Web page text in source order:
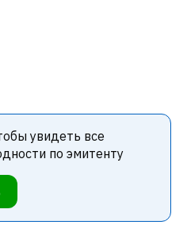
увидеть все
по эмитенту